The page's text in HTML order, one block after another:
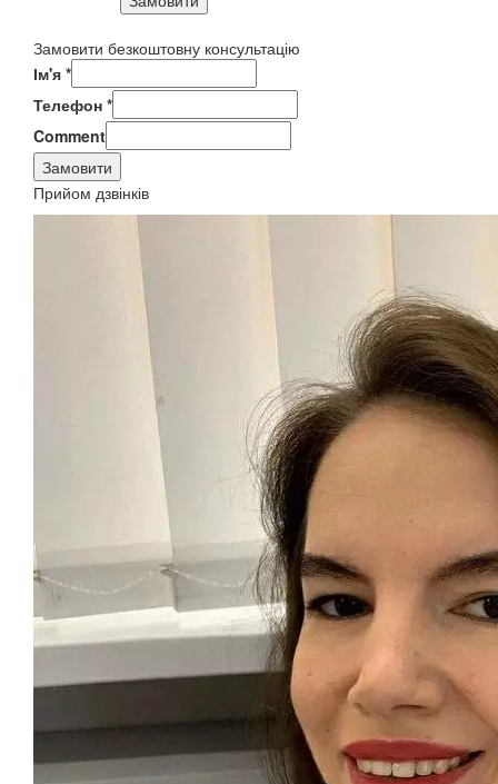
Замовити безкоштовну консультацію
Ім'я *
Телефон *
Comment
Замовити
Прийом дзвінків